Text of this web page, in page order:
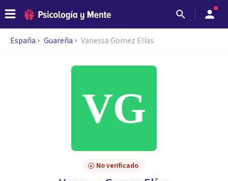
España Guareña Vanessa Gomez Elías
No verificado